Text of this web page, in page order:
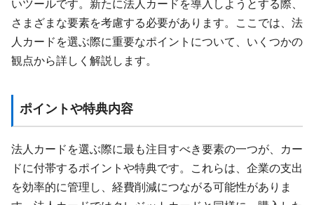
いツールです。新たに法人カードを導入しようとする際、
さまざまな要素を考慮する必要があります。ここでは、法
人カードを選ぶ際に重要なポイントについて、いくつかの
観点から詳しく解説します。
ポイントや特典内容
法人カードを選ぶ際に最も注目すべき要素の一つが、カー
ドに付帯するポイントや特典です。これらは、企業の支出
を効率的に管理し、経費削減につながる可能性がありま